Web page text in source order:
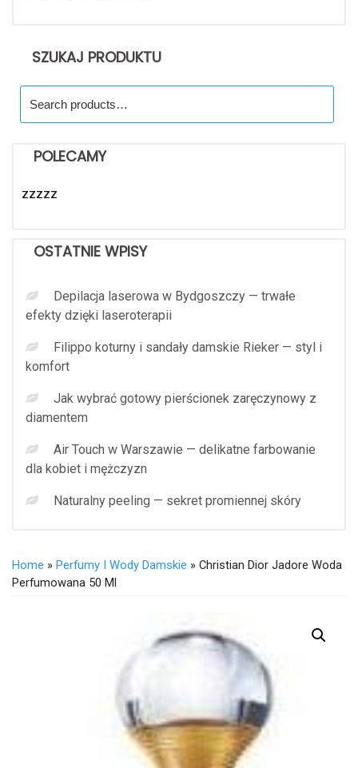
SZUKAJ PRODUKTU
for:
POLECAMY
zzzzz
OSTATNIE WPISY
Depilacja laserowa w Bydgoszczy — trwałe
efekty dzięki laseroterapii
Filippo koturny i sandały damskie Rieker — styl i
komfort
Jak wybrać gotowy pierścionek zaręczynowy z
diamentem
Air Touch w Warszawie — delikatne farbowanie
dla kobiet i mężczyzn
Naturalny peeling — sekret promiennej skóry
Home » Perfumy I Wody Damskie » Christian Dior Jadore Woda
Perfumowana 50 Ml